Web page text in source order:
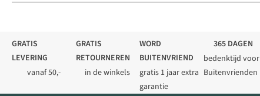
GRATIS
LEVERING
vanaf 50,-
GRATIS
RETOURNEREN
in de winkels
WORD
BUITENVRIEND
gratis 1 jaar extra
garantie
365 DAGEN
bedenktijd voor
Buitenvrienden